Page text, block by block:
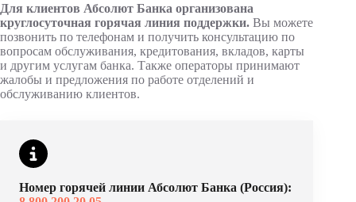
Для клиентов Абсолют Банка организована
круглосуточная горячая линия поддержки. Вы можете
позвонить по телефонам и получить консультацию по
вопросам обслуживания, кредитования, вкладов, карты
и другим услугам банка. Также операторы принимают
жалобы и предложения по работе отделений и
обслуживанию клиентов.
Номер горячей линии Абсолют Банка (Россия):